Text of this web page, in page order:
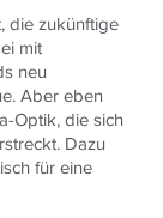
die zukünftige
mit
neu
Aber eben
Optik, die sich
Dazu
für eine